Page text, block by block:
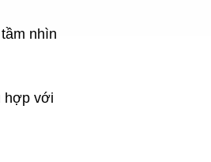
nhìn
hợp với